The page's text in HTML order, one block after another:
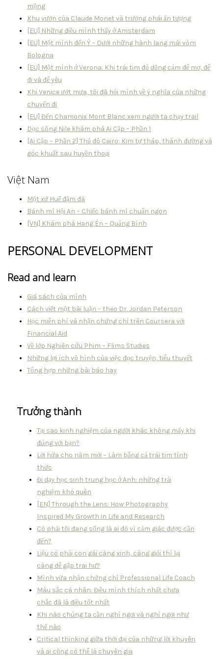
mộng
Khu vườn của Claude Monet và trường phái ấn tượng
[EU] Những điều mình thấy ở Amsterdam
[EU] Một mình đến Ý – Dưới những hành lang mái vòm
Bologna
[EU] Một mình ở Verona: Khi trái tim đủ dũng cảm để mơ, để
đi và để yêu
Khi Venice ướt mưa, tôi đã hỏi mình về ý nghĩa của những
chuyến đi
[EU] Đến Chamonix Mont Blanc xem người ta chạy trail
Dọc sông Nile khám phá Ai Cập – Phần 1
[Ai Cập – Phần 2] Thủ đô Cairo: Kim tự tháp, thánh đường và
góc khuất sau huyền thoại
Việt Nam
Một xứ Huế đậm đà
Bánh mì Hội An – Chiếc bánh mì chuẩn ngon
[VN] Khám phá Hang Én – Quảng Bình
PERSONAL DEVELOPMENT
Read and learn
Giá sách của mình
Cách viết một bài luận – theo Dr. Jordan Peterson
Học miễn phí và nhận chứng chỉ trên Coursera với
Financial Aid
Về lớp Nghiên cứu Phim – Flims Studies
Những lợi ích vô hình của việc đọc truyện, tiểu thuyết
Tổng hợp những bài báo hay
Trưởng thành
Tại sao kinh nghiệm của người khác không mấy khi
đúng với bạn?
Lời hứa cho năm mới – Làm bằng cả trái tim tỉnh
thức
Đi dạy học sinh trung học ở Anh: những trải
nghiệm khó quên
[EN] Through the Lens: How Photography
Inspired My Growth in Life and Research
Có phải tôi đang sống là ai đó vì cảm giác được cần
đến?
Liệu có phải con gái càng xinh, càng giỏi thì lại
càng dễ gặp trai hư?
Mình vừa nhận chứng chỉ Professional Life Coach
Màu sắc cá nhân: Điều mình thích nhất chưa
chắc đã là điều tốt nhất
Khi nào chúng ta cần nghỉ ngơi và nghỉ ngơi như
thế nào
Critical thinking giữa thời đại của những lời khuyên
và ai cũng có thể là chuyên gia